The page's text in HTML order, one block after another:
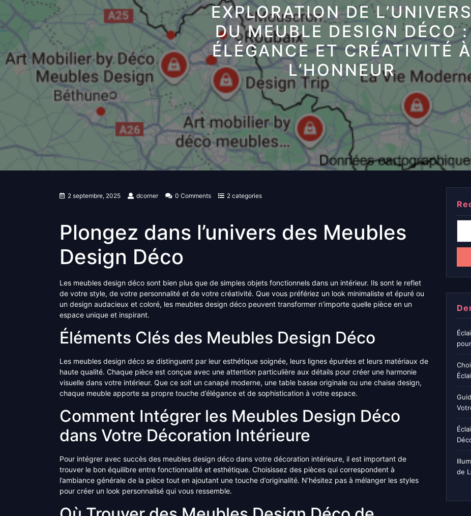
EXPLORATION DE L’UNIVERS
DU MEUBLE DESIGN DÉCO :
ÉLÉGANCE ET CRÉATIVITÉ À
L’HONNEUR
2 septembre, 2025 dcorner 0 Comments 2 categories
Plongez dans l’univers des Meubles
Design Déco
Les meubles design déco sont bien plus que de simples objets fonctionnels dans un intérieur. Ils sont le reflet
de votre style, de votre personnalité et de votre créativité. Que vous préfériez un look minimaliste et épuré ou
un design audacieux et coloré, les meubles design déco peuvent transformer n’importe quelle pièce en un
espace unique et inspirant.
Éléments Clés des Meubles Design Déco
Les meubles design déco se distinguent par leur esthétique soignée, leurs lignes épurées et leurs matériaux de
haute qualité. Chaque pièce est conçue avec une attention particulière aux détails pour créer une harmonie
visuelle dans votre intérieur. Que ce soit un canapé moderne, une table basse originale ou une chaise design,
chaque meuble apporte sa propre touche d’élégance et de sophistication à votre espace.
Comment Intégrer les Meubles Design Déco
dans Votre Décoration Intérieure
Pour intégrer avec succès des meubles design déco dans votre décoration intérieure, il est important de
trouver le bon équilibre entre fonctionnalité et esthétique. Choisissez des pièces qui correspondent à
l’ambiance générale de la pièce tout en ajoutant une touche d’originalité. N’hésitez pas à mélanger les styles
pour créer un look personnalisé qui vous ressemble.
de